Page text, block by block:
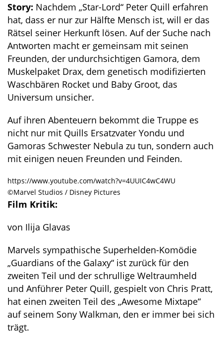
Story: Nachdem „Star-Lord“ Peter Quill erfahren
hat, dass er nur zur Hälfte Mensch ist, will er das
Rätsel seiner Herkunft lösen. Auf der Suche nach
Antworten macht er gemeinsam mit seinen
Freunden, der undurchsichtigen Gamora, dem
Muskelpaket Drax, dem genetisch modifizierten
Waschbären Rocket und Baby Groot, das
Universum unsicher.
Auf ihren Abenteuern bekommt die Truppe es
nicht nur mit Quills Ersatzvater Yondu und
Gamoras Schwester Nebula zu tun, sondern auch
mit einigen neuen Freunden und Feinden.
https://www.youtube.com/watch?v=4UUIC4wC4WU
©Marvel Studios / Disney Pictures
Film Kritik:
von Ilija Glavas
Marvels sympathische Superhelden-Komödie
„Guardians of the Galaxy“ ist zurück für den
zweiten Teil und der schrullige Weltraumheld
und Anführer Peter Quill, gespielt von Chris Pratt,
hat einen zweiten Teil des „Awesome Mixtape“
auf seinem Sony Walkman, den er immer bei sich
trägt.